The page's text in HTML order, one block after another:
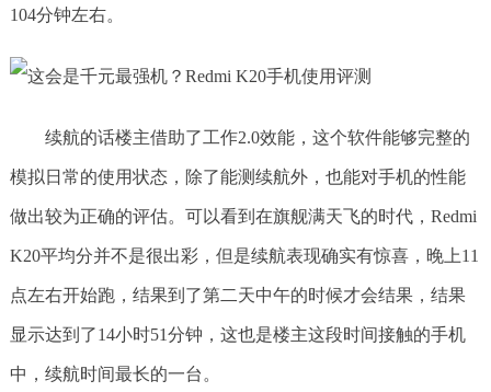
104分钟左右。
续航的话楼主借助了工作2.0效能，这个软件能够完整的
模拟日常的使用状态，除了能测续航外，也能对手机的性能
做出较为正确的评估。可以看到在旗舰满天飞的时代，Redmi
K20平均分并不是很出彩，但是续航表现确实有惊喜，晚上11
点左右开始跑，结果到了第二天中午的时候才会结果，结果
显示达到了14小时51分钟，这也是楼主这段时间接触的手机
中，续航时间最长的一台。